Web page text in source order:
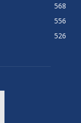
568
556
526